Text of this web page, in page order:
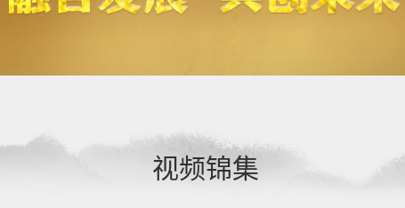
视频锦集